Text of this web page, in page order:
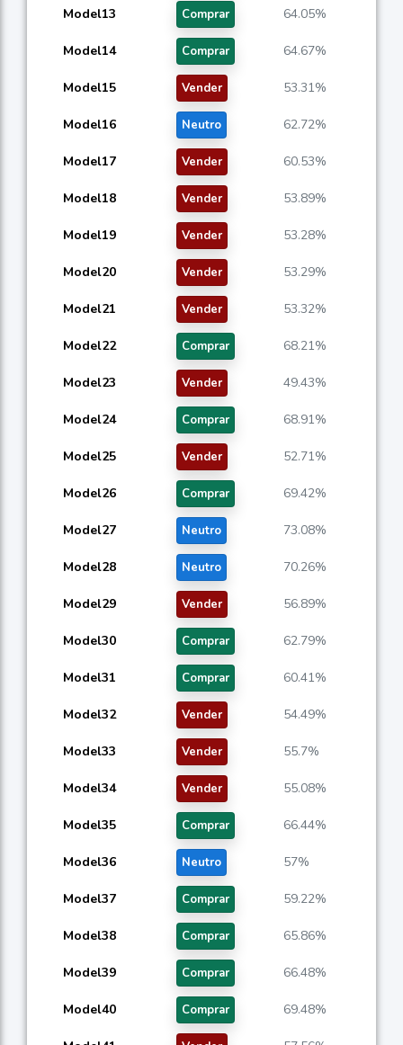
Model13 Comprar 64.05%
Model14 Comprar 64.67%
Model15 Vender 53.31%
Model16 Neutro 62.72%
Model17 Vender 60.53%
Model18 Vender 53.89%
Model19 Vender 53.28%
Model20 Vender 53.29%
Model21 Vender 53.32%
Model22 Comprar 68.21%
Model23 Vender 49.43%
Model24 Comprar 68.91%
Model25 Vender 52.71%
Model26 Comprar 69.42%
Model27 Neutro 73.08%
Model28 Neutro 70.26%
Model29 Vender 56.89%
Model30 Comprar 62.79%
Model31 Comprar 60.41%
Model32 Vender 54.49%
Model33 Vender 55.7%
Model34 Vender 55.08%
Model35 Comprar 66.44%
Model36 Neutro 57%
Model37 Comprar 59.22%
Model38 Comprar 65.86%
Model39 Comprar 66.48%
Model40 Comprar 69.48%